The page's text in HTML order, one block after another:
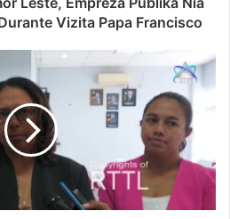
Vizita Papa Francisco